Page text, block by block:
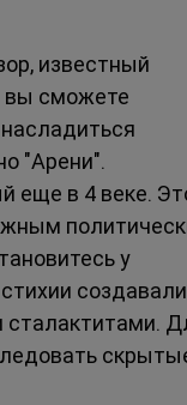
известный
вы сможете
"Арени".
еще в 4 веке.
у
создавали
сталактитами.